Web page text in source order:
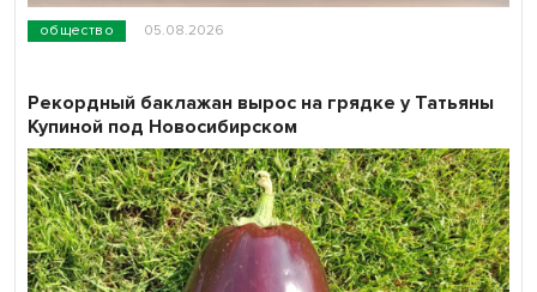
общество 05.08.2026
Рекордный баклажан вырос на грядке у Татьяны
Купиной под Новосибирском